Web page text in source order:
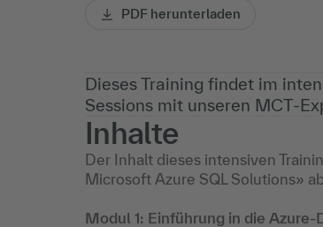
PDF herunterladen
Dieses Training findet im
Sessions mit unseren MCT-
Inhalte
Der Inhalt dieses intensiven
Microsoft Azure SQL Solutions»
Modul 1: Einführung in die